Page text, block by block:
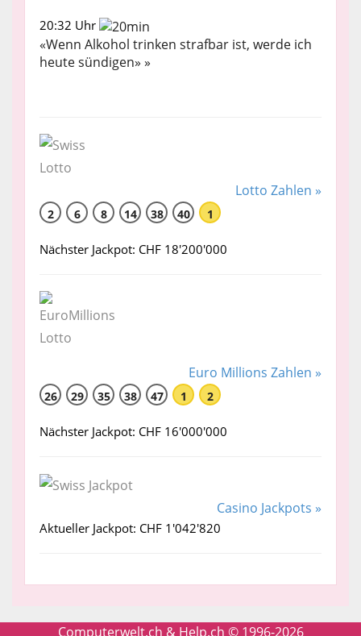
20:32 Uhr
«Wenn Alkohol trinken strafbar ist, werde ich
heute sündigen» »
Lotto Zahlen »
2 6 8 14 38 40 1
Nächster Jackpot: CHF 18'200'000
Euro Millions Zahlen »
26 29 35 38 47 1 2
Nächster Jackpot: CHF 16'000'000
Casino Jackpots »
Aktueller Jackpot: CHF 1'042'820
Computerwelt.ch & Help.ch © 1996-2026